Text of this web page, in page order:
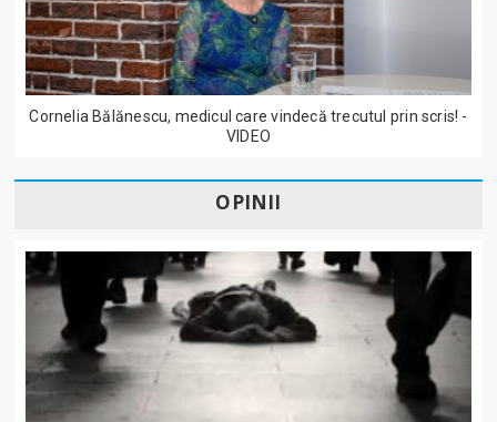
Cornelia Bălănescu, medicul care vindecă trecutul prin scris! -
VIDEO
OPINII